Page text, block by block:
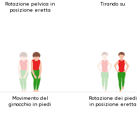
Rotazione pelvica in
posizione eretta
Tirando su
Movimento del
ginocchio in piedi
Rotazione dei piedi
in posizione eretta